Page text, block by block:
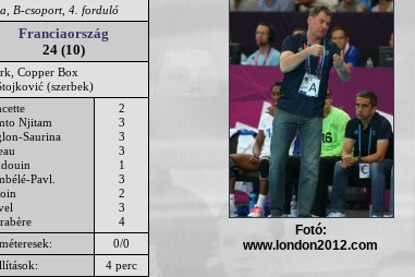
Fotó:
www.london2012.com
B-csoport, 4. forduló
Franciaország
24 (10)
Copper Box
(szerbek)
Njitam
Saurina
Pavl.
2
3
3
3
1
3
2
3
4
0/0
4 perc